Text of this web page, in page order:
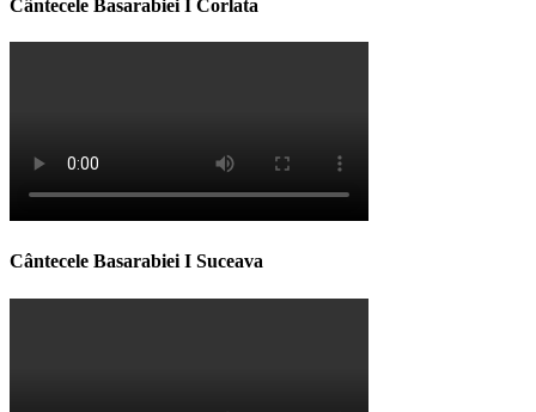
Cântecele Basarabiei I Corlata
Cântecele Basarabiei I Suceava